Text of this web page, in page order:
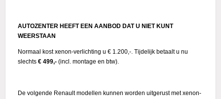
AUTOZENTER HEEFT EEN AANBOD DAT U NIET KUNT
WEERSTAAN
Normaal kost xenon-verlichting u € 1.200,-. Tijdelijk betaalt u nu
slechts € 499,- (incl. montage en btw).
De volgende Renault modellen kunnen worden uitgerust met xenon-